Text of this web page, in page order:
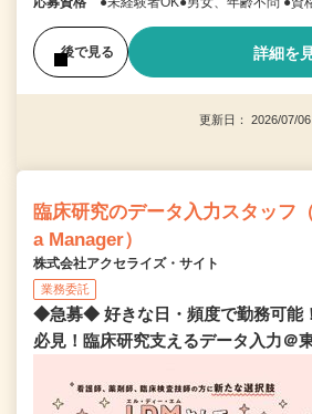
後で見る 詳細を
更新日： 2026/07/
臨床研究のデータ入力スタッフ
a Manager）
株式会社アクセライズ・サイト
業務委託
◆急募◆ 好きな日・頻度で勤務可能
必見！臨床研究支えるデータ入力＠